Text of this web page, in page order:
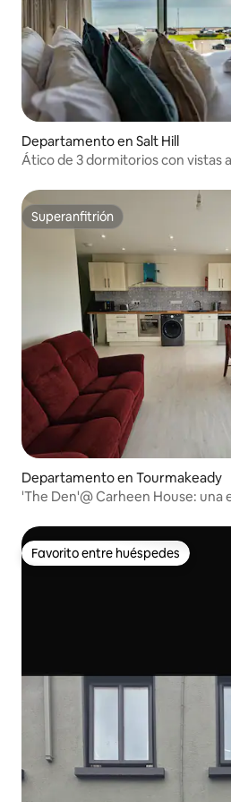
Departamento en Salt Hill
Ático de 3 dormitorios con vistas
Superanfitrión
Superanfitrión
Departamento en Tourmakeady
'The Den'@ Carheen House: una
Favorito entre huéspedes
Favorito entre huéspedes